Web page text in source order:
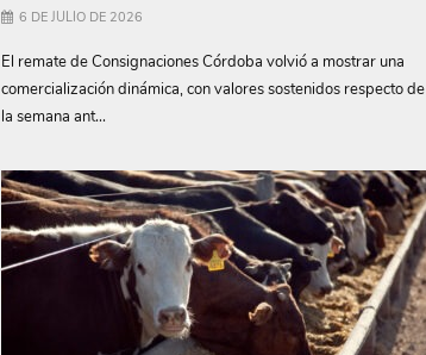
6 DE JULIO DE 2026
El remate de Consignaciones Córdoba volvió a mostrar una
comercialización dinámica, con valores sostenidos respecto de
la semana ant...